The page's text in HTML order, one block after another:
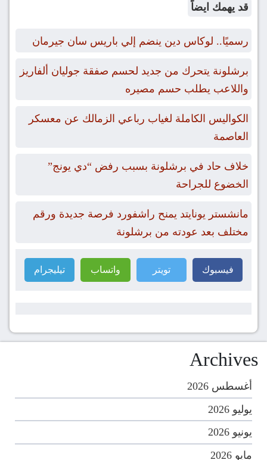
قد يهمك ايضاً
رسميًا.. لوكاس دين ينضم إلي باريس سان جيرمان
برشلونة يتحرك من جديد لحسم صفقة جوليان ألفاريز
واللاعب يطلب حسم مصيره
الكواليس الكاملة لغياب رباعي الزمالك عن معسكر
العاصمة
خلاف حاد في برشلونة بسبب رفض “دي يونج”
الخضوع للجراحة
مانشستر يونايتد يمنح راشفورد فرصة جديدة ورقم
مختلف بعد عودته من برشلونة
فيسبوك تويتر واتساب تيليجرام
Archives
أغسطس 2026
يوليو 2026
يونيو 2026
مايو 2026